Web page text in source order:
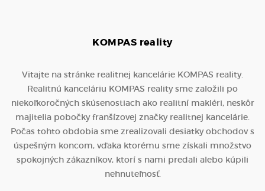
KOMPAS reality
Vitajte na stránke realitnej kancelárie KOMPAS reality.
Realitnú kanceláriu KOMPAS reality sme založili po
niekoľkoročných skúsenostiach ako realitní makléri, neskôr
majitelia pobočky franšízovej značky realitnej kancelárie.
Počas tohto obdobia sme zrealizovali desiatky obchodov s
úspešným koncom, vďaka ktorému sme získali množstvo
spokojných zákazníkov, ktorí s nami predali alebo kúpili
nehnuteľnosť.